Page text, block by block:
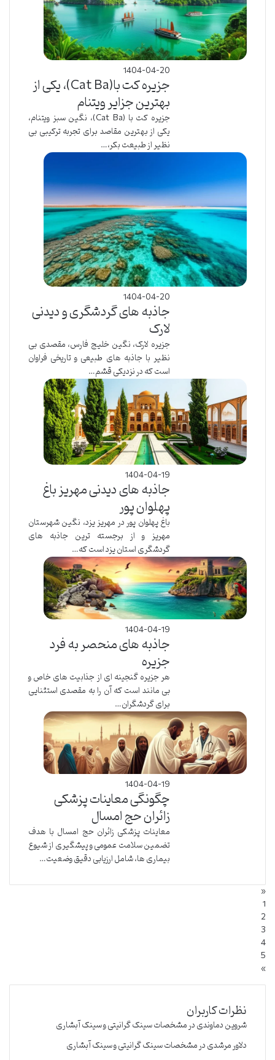
1404-04-20
جزیره کت با(Cat Ba)، یکی از
بهترین جزایر ویتنام
جزیره کت با (Cat Ba)، نگین سبز ویتنام،
یکی از بهترین مقاصد برای تجربه ترکیبی بی
نظیر از طبیعت بکر،…
1404-04-20
جاذبه های گردشگری و دیدنی
لارک
جزیره لارک، نگین خلیج فارس، مقصدی بی
نظیر با جاذبه های طبیعی و تاریخی فراوان
است که در نزدیکی قشم…
1404-04-19
جاذبه های دیدنی مهریز باغ
پهلوان پور
باغ پهلوان پور در مهریز یزد، نگین شهرستان
مهریز و از برجسته ترین جاذبه های
گردشگری استان یزد است که…
1404-04-19
جاذبه های منحصر به فرد
جزیره
هر جزیره گنجینه ای از جذابیت های خاص و
بی مانند است که آن را به مقصدی استثنایی
برای گردشگران…
1404-04-19
چگونگی معاینات پزشکی
زائران حج امسال
معاینات پزشکی زائران حج امسال با هدف
تضمین سلامت عمومی و پیشگیری از شیوع
بیماری ها، شامل ارزیابی دقیق وضعیت…
«
1
2
3
4
5
»
نظرات کاربران
شروین دماوندیدرمشخصات سینک گرانیتی و سینک آبشاری
دلاور مرشدیدرمشخصات سینک گرانیتی و سینک آبشاری